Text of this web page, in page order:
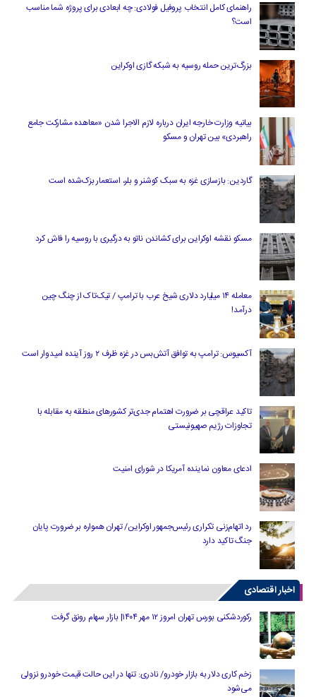
راهنمای کامل انتخاب پروفیل فولادی: چه ابعادی برای پروژه شما مناسب
است؟
بزرگ‌ترین حمله روسیه به شبکه گازی اوکراین
بیانیه وزارت خارجه ایران درباره لازم‌ الاجرا شدن «معاهده مشارکت جامع
راهبردی» بین تهران و مسکو
گاردین: بازسازی غزه به سبک کوشنر و بلر، استعمار بزک‌شده است
مسکو نقشه اوکراین برای کشاندن ناتو به درگیری با روسیه را فاش کرد
معامله ۱۴ میلیارد دلاری شیخ عرب با ترامپ / تیک‌تاک از چنگ چین
درآمد!
آکسیوس: ترامپ به توافق آتش‌بس در غزه ظرف ۲ روز آینده امیدوار است
تاکید عراقچی بر ضرورت اهتمام جدی‌تر کشورهای منطقه به مقابله با
تجاوزات رژیم صهیونیستی
ادعای معاون نماینده آمریکا در شورای امنیت
رد اتهام‌زنی تکراری رئیس‌جمهور اوکراین/ تهران همواره بر ضرورت پایان
جنگ تاکید دارد
اخبار اقتصادی
رکوردشکنی بورس تهران امروز ۱۲ مهر ۱۴۰۴| بازار سهام رونق گرفت
زخم کاری دلار به بازار خودرو/ نادری: تنها در این حالت قیمت خودرو نزولی
می‌شود